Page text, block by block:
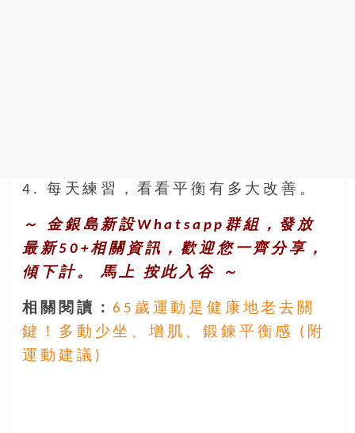
4. 每天練習，看看平衡有多大改善。
～ 金銀島新設Whatsapp群組，發放
最新50+相關資訊，歡迎您一齊分享，
傾下計。 馬上 按此入谷 ～
相關閱讀：65歲運動是健康地老去關
鍵！多動少坐、增肌、鍛鍊平衡感 (附
運動建議)